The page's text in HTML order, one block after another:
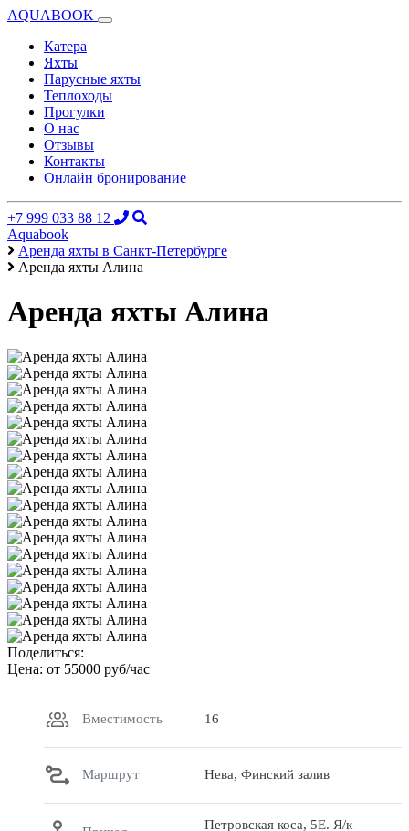
AQUABOOK
Катера
Яхты
Парусные яхты
Теплоходы
Прогулки
О нас
Отзывы
Контакты
Онлайн бронирование
+7 999 033 88 12
Aquabook
Аренда яхты в Санкт-Петербурге
Аренда яхты Алина
Аренда яхты Алина
Поделиться:
Цена: от 55000 руб/час
Вместимость 16
Маршрут Нева, Финский залив
Петровская коса, 5Е. Я/к